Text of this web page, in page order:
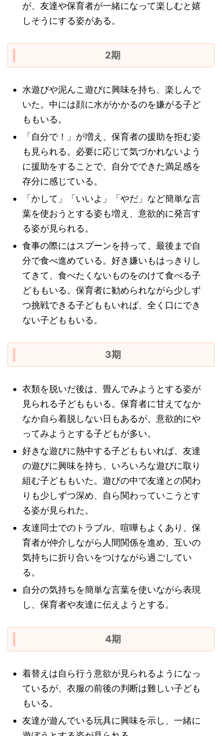
が、友達や保育者が一緒になって楽しむと嬉
しそうにする姿がある。
2期
水遊びや泥んこ遊びに興味を持ち、楽しんで
いた。中には顔に水がかかるのを嫌がる子ど
ももいる。
「自分で！」が増え、保育者の援助を拒む姿
も見られる。必要に応じて気づかれないよう
に援助をすることで、自分でできた満足感を
存分に感じている。
「かして」「いいよ」「やだ」など簡単な言
葉を使おうとする姿も増え、意欲的に発言す
る姿が見られる。
食事の際にはスプーンを持って、最後まで自
分で食べ進めている。好き嫌いもはっきりし
てきて、食べたくないものをのけて食べる子
どももいる。保育者に勧められながら少しず
つ挑戦できる子どももいれば、全く口にでき
ない子どももいる。
3期
衣類を脱いだ後は、畳んでみようとする姿が
見られる子どももいる。保育者に甘えてなか
なか自ら着脱しない日もあるが、意欲的にや
ってみようとする子どもが多い。
好きな遊びに熱中する子どももいれば、友達
の遊びに興味を持ち、いろいろな遊びに取り
組む子どももいた。遊びの中で友達との関わ
りも少しずつ深め、自ら関わっていこうとす
る姿が見られた。
友達同士でのトラブル、喧嘩もよくあり、保
育者が仲介しながら人間関係を進め、互いの
気持ちに折り合いをつけながら過ごしてい
る。
自分の気持ちを簡単な言葉を使いながら表現
し、保育者や友達に伝えようとする。
4期
着替えは自ら行う意欲が見られるようになっ
ているが、衣服の前後の判断は難しい子ども
もいる。
友達が遊んでいる玩具に興味を示し、一緒に